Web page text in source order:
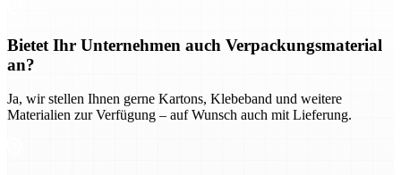
Bietet Ihr Unternehmen auch Verpackungsmaterial
an?
Ja, wir stellen Ihnen gerne Kartons, Klebeband und weitere
Materialien zur Verfügung – auf Wunsch auch mit Lieferung.